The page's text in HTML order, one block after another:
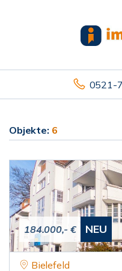
0521-
Objekte: 6
184.000,- € NEU
Bielefeld